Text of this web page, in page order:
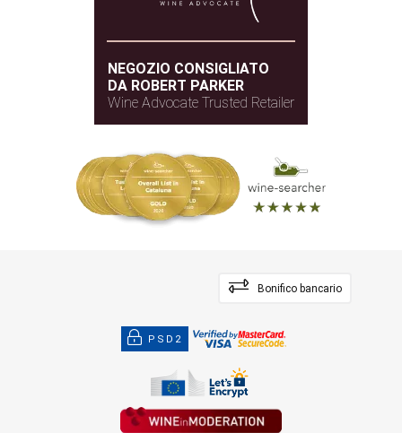
NEGOZIO CONSIGLIATO
DA ROBERT PARKER
Wine Advocate Trusted Retailer
Bonifico bancario
PSD2